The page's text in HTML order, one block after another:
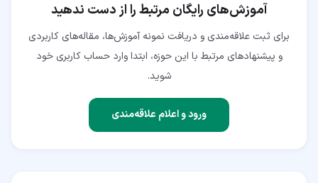
آموزش‌های رایگان مرتبط را از دست ندهید
برای ثبت علاقه‌مندی و دریافت نمونه آموزش‌ها، مقاله‌های کاربردی
و پیشنهادهای مرتبط با این حوزه، ابتدا وارد حساب کاربری خود
شوید.
ورود و اعلام علاقه‌مندی